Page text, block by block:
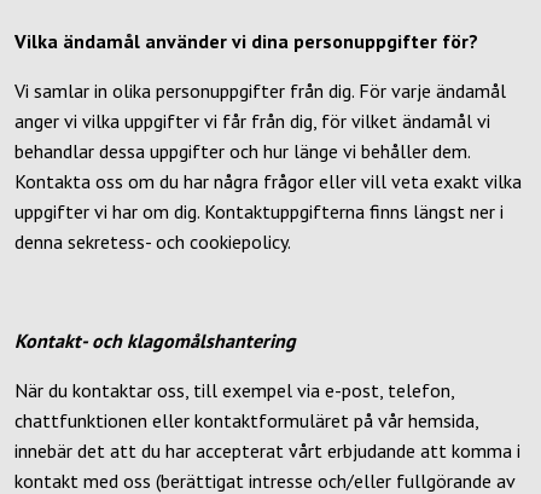
Vilka ändamål använder vi dina personuppgifter för?
Vi samlar in olika personuppgifter från dig. För varje ändamål
anger vi vilka uppgifter vi får från dig, för vilket ändamål vi
behandlar dessa uppgifter och hur länge vi behåller dem.
Kontakta oss om du har några frågor eller vill veta exakt vilka
uppgifter vi har om dig. Kontaktuppgifterna finns längst ner i
denna sekretess- och cookiepolicy.
Kontakt- och klagomålshantering
När du kontaktar oss, till exempel via e-post, telefon,
chattfunktionen eller kontaktformuläret på vår hemsida,
innebär det att du har accepterat vårt erbjudande att komma i
kontakt med oss (berättigat intresse och/eller fullgörande av